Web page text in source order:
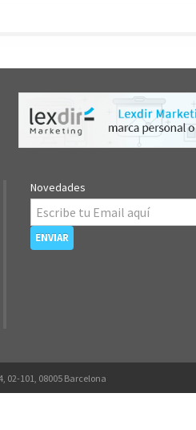
Novedades
02-101, 08005 Barcelona